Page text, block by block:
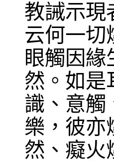
教誡示現
云何一切
眼觸因
然。如是
識、意觸
樂，彼亦
然、癡火